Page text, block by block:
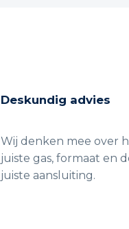
Deskundig advies
Wij denken mee over
juiste gas, formaat en
juiste aansluiting.